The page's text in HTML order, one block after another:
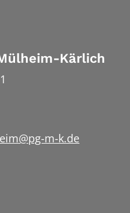
Kärlich
m-k.de